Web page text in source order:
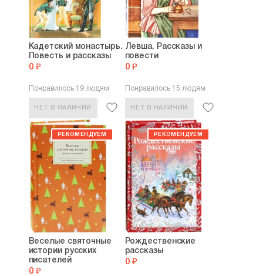
Поселянин Евгений Николаевич,Смех за левым
плечом. Черные доски
Кадетский монастырь.
Повесть и рассказы
0 ₽
Понравилось 19 людям
НЕТ В НАЛИЧИИ
Левша. Рассказы и
повести
0 ₽
Понравилось 15 людям
НЕТ В НАЛИЧИИ
Веселые святочные
истории русских
писателей
0 ₽
Рождественские
рассказы
0 ₽